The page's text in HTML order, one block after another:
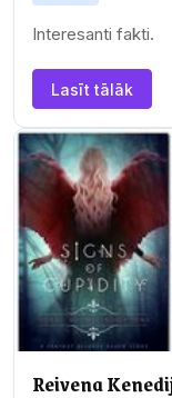
Interesanti fakti.
Lasīt tālāk
Reivena